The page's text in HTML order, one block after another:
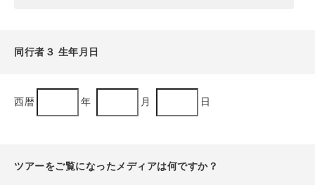
同行者３ 生年月日
西暦 年 月 日
ツアーをご覧になったメディアは何ですか？